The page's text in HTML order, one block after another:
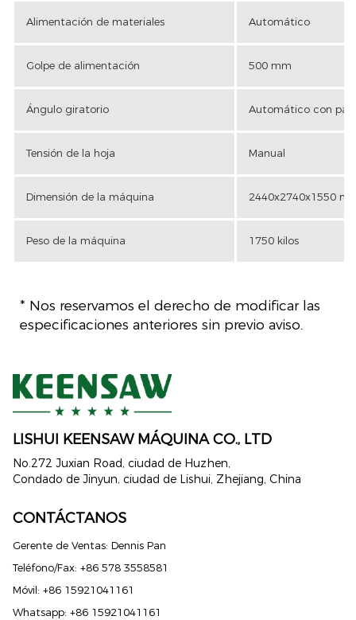
Alimentación de materiales Automático
Golpe de alimentación 500 mm
Ángulo giratorio Automático con
Tensión de la hoja Manual
Dimensión de la máquina 2440x2740x1550
Peso de la máquina 1750 kilos
* Nos reservamos el derecho de modificar las
especificaciones anteriores sin previo aviso.
LISHUI ​​KEENSAW MÁQUINA CO., LTD
No.272 Juxian Road, ciudad de Huzhen,
Condado de Jinyun, ciudad de Lishui, Zhejiang, China
CONTÁCTANOS
Gerente de Ventas: Dennis Pan
Teléfono/Fax: +86 578 3558581
Móvil: +86 15921041161
Whatsapp: +86 15921041161